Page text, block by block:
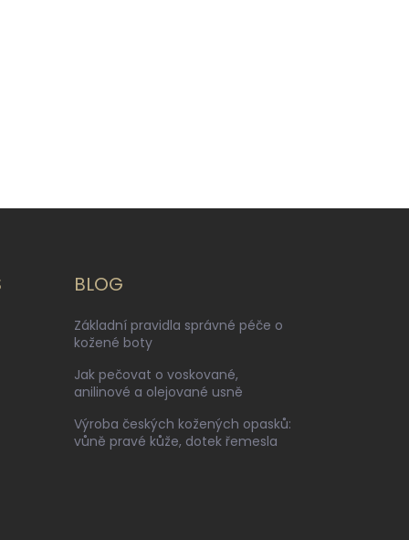
BLOG
Základní pravidla správné péče o
kožené boty
Jak pečovat o voskované,
anilinové a olejované usně
Výroba českých kožených opasků:
vůně pravé kůže, dotek řemesla